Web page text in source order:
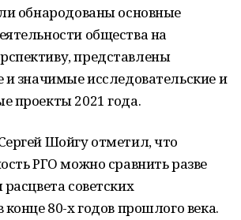
обнародованы основные
общества на
представлены
и значимые исследовательские и
проекты 2021 года.
Шойгу отметил, что
РГО можно сравнить разве
советских
конце 80-х годов прошлого века.